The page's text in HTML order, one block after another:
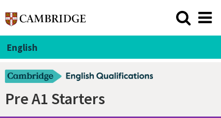
English
Pre A1 Starters